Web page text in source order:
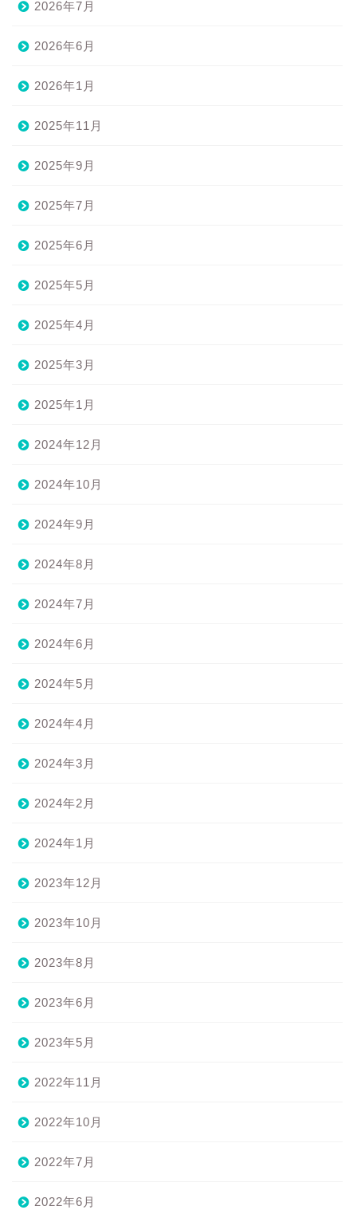
2026年7月
2026年6月
2026年1月
2025年11月
2025年9月
2025年7月
2025年6月
2025年5月
2025年4月
2025年3月
2025年1月
2024年12月
2024年10月
2024年9月
2024年8月
2024年7月
2024年6月
2024年5月
2024年4月
2024年3月
2024年2月
2024年1月
2023年12月
2023年10月
2023年8月
2023年6月
2023年5月
2022年11月
2022年10月
2022年7月
2022年6月